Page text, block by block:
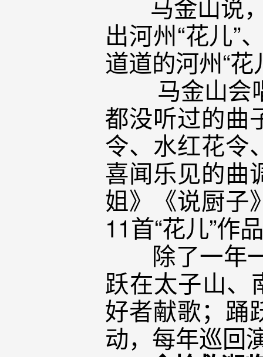
马金山说，
出河州“花儿”
道道的河州“
马金山会唱
都没听过的曲
令、水红花令
喜闻乐见的曲
姐》《说厨子
11首“花儿”作
除了一年一
跃在太子山、
好者献歌；踊
动，每年巡回